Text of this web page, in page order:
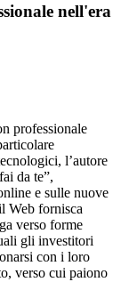
nell'era
professionale
l’autore
da te”,
e sulle nuove
Web fornisca
verso forme
gli investitori
con i loro
verso cui paiono